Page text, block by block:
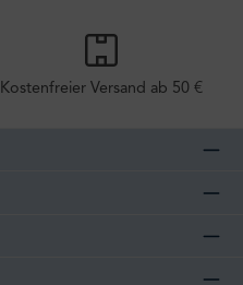
Kostenfreier Versand ab 50 €